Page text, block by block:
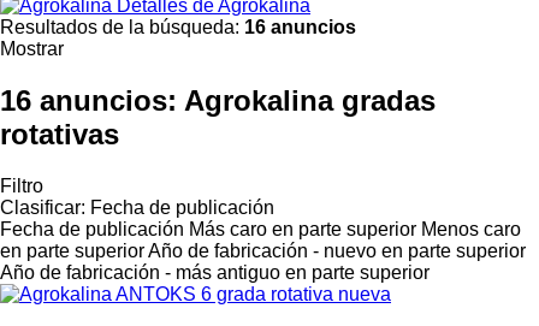
Detalles de Agrokalina
Resultados de la búsqueda: 16 anuncios
Mostrar
16 anuncios: Agrokalina gradas
rotativas
Filtro
Clasificar: Fecha de publicación
Fecha de publicación Más caro en parte superior Menos caro
en parte superiorAño de fabricación - nuevo en parte superior
Año de fabricación - más antiguo en parte superior